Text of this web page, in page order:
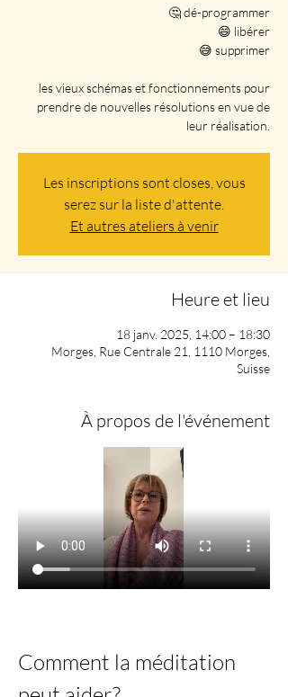
🤔 dé-programmer
😄 libérer
😅 supprimer
les vieux schémas et fonctionnements pour
prendre de nouvelles résolutions en vue de
leur réalisation.
Les inscriptions sont closes, vous
serez sur la liste d'attente.
Et autres ateliers à venir
Heure et lieu
18 janv. 2025, 14:00 – 18:30
Morges, Rue Centrale 21, 1110 Morges,
Suisse
À propos de l'événement
Comment la méditation